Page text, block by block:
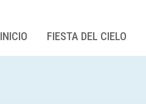
INICIO FIESTA DEL CIELO